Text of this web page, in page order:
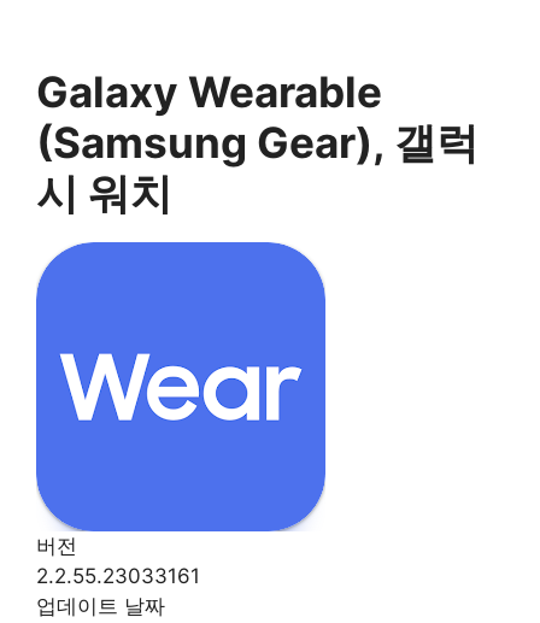
Galaxy Wearable
(Samsung Gear), 갤럭
시 워치
버전
2.2.55.23033161
업데이트 날짜